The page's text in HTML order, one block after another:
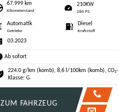
67.999 km
Kilometerstand
210KW
286 PS
Automatik
Getriebe
Diesel
Kraftstoff
03.2023
Ab sofort
224.0 g/km (komb), 8,6 l/100km (komb), CO₂-
Klasse: G
ZUM FAHRZEUG